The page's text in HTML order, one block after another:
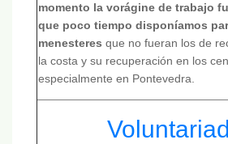
momento la vorágine de trabajo
que poco tiempo disponíamos
menesteres que no fueran los de
la costa y su recuperación en los
especialmente en Pontevedra.